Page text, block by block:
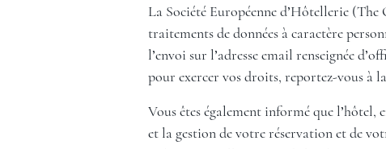
La Société Européenne d’Hôtellerie
traitements de données à caractère
l’envoi sur l’adresse email renseignée
pour exercer vos droits, reportez-vous à
Vous êtes également informé que
et la gestion de votre réservation et de